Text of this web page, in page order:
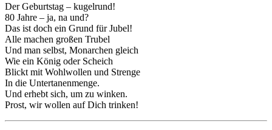
Der Geburtstag – kugelrund!
80 Jahre – ja, na und?
Das ist doch ein Grund für Jubel!
Alle machen großen Trubel
Und man selbst, Monarchen gleich
Wie ein König oder Scheich
Blickt mit Wohlwollen und Strenge
In die Untertanenmenge.
Und erhebt sich, um zu winken.
Prost, wir wollen auf Dich trinken!